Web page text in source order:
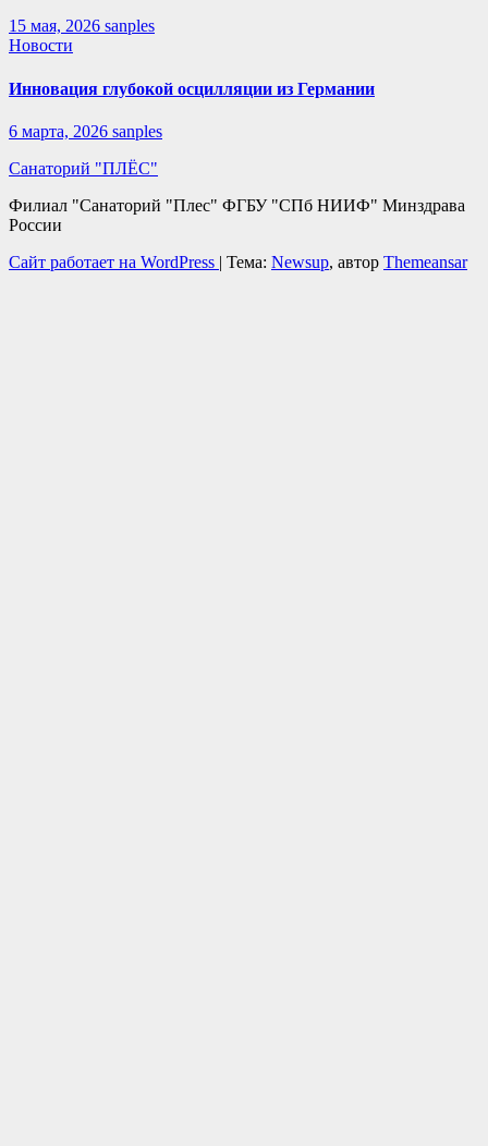
15 мая, 2026 sanples
Новости
Инновация глубокой осцилляции из Германии
6 марта, 2026 sanples
Санаторий "ПЛЁС"
Филиал "Санаторий "Плес" ФГБУ "СПб НИИФ" Минздрава
Росcии
Сайт работает на WordPress | Тема: Newsup, автор Themeansar